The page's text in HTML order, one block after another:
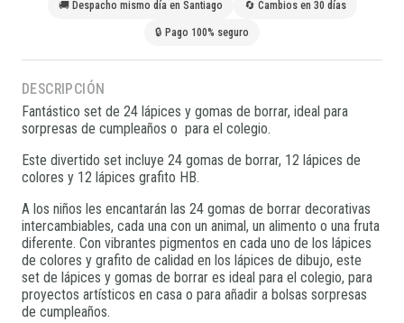
🚚 Despacho mismo día en Santiago 🔄 Cambios en 30 días
🔒 Pago 100% seguro
DESCRIPCIÓN
Fantástico set de 24 lápices y gomas de borrar, ideal para
sorpresas de cumpleaños o para el colegio.
Este divertido set incluye 24 gomas de borrar, 12 lápices de
colores y 12 lápices grafito HB.
A los niños les encantarán las 24 gomas de borrar decorativas
intercambiables, cada una con un animal, un alimento o una fruta
diferente. Con vibrantes pigmentos en cada uno de los lápices
de colores y grafito de calidad en los lápices de dibujo, este
set de lápices y gomas de borrar es ideal para el colegio, para
proyectos artísticos en casa o para añadir a bolsas sorpresas
de cumpleaños.